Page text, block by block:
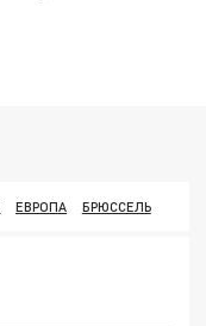
ЕВРОПА БРЮССЕЛЬ